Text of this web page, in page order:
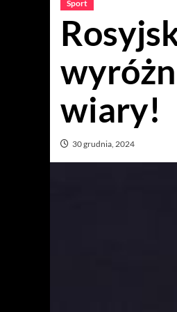
Sport
wiary!
30 grudnia, 2024